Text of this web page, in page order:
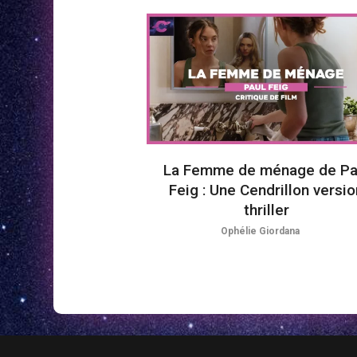
La Femme de ménage de
Feig : Une Cendrillon
thriller
Ophélie Giordana